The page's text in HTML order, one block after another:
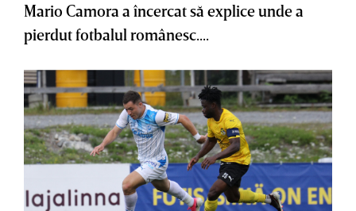
Mario Camora a încercat să explice unde a
pierdut fotbalul românesc....